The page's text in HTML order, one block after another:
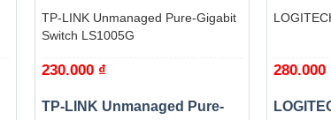
TP-LINK Unmanaged Pure-Gigabit
Switch LS1005G
230.000 ₫
TP-LINK Unmanaged Pure-
280.000